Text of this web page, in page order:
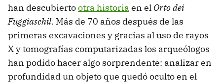
han descubiertootra historia en el Orto dei
Fuggiaschil. Más de 70 años después de las
primeras excavaciones y gracias al uso de rayos
X y tomografías computarizadas los arqueólogos
han podido hacer algo sorprendente: analizar en
profundidad un objeto que quedó oculto en el